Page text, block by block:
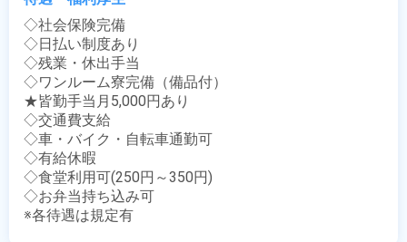
◇社会保険完備
◇日払い制度あり
◇残業・休出手当
◇ワンルーム寮完備（備品付）
★皆勤手当月5,000円あり
◇交通費支給
◇車・バイク・自転車通勤可
◇有給休暇
◇食堂利用可(250円～350円)
◇お弁当持ち込み可
※各待遇は規定有